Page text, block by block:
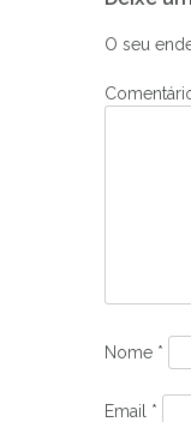
de
artigos
O seu
Nome *
Email *